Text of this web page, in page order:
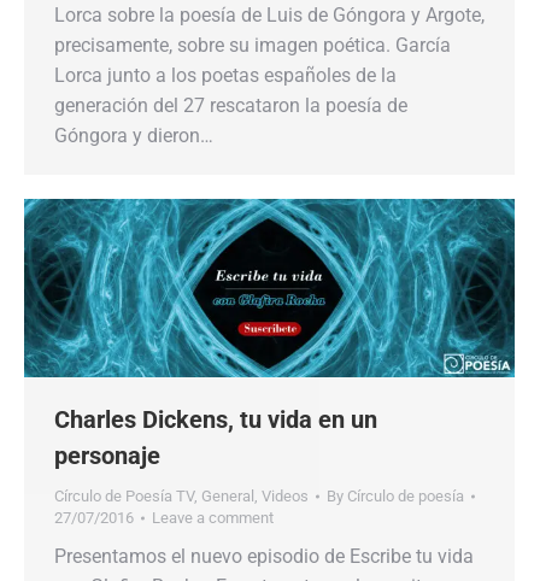
Lorca sobre la poesía de Luis de Góngora y Argote,
precisamente, sobre su imagen poética. García
Lorca junto a los poetas españoles de la
generación del 27 rescataron la poesía de
Góngora y dieron…
Charles Dickens, tu vida en un
personaje
Círculo de Poesía TV, General , Videos By Círculo de poesía
27/07/2016
Leave a comment
Presentamos el nuevo episodio de Escribe tu vida